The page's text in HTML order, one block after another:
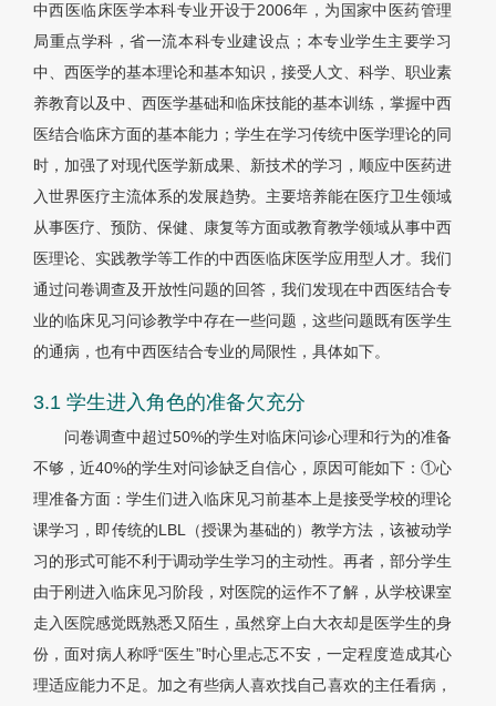
中西医临床医学本科专业开设于2006年，为国家中医药管理
局重点学科，省一流本科专业建设点；本专业学生主要学习
中、西医学的基本理论和基本知识，接受人文、科学、职业素
养教育以及中、西医学基础和临床技能的基本训练，掌握中西
医结合临床方面的基本能力；学生在学习传统中医学理论的同
时，加强了对现代医学新成果、新技术的学习，顺应中医药进
入世界医疗主流体系的发展趋势。主要培养能在医疗卫生领域
从事医疗、预防、保健、康复等方面或教育教学领域从事中西
医理论、实践教学等工作的中西医临床医学应用型人才。我们
通过问卷调查及开放性问题的回答，我们发现在中西医结合专
业的临床见习问诊教学中存在一些问题，这些问题既有医学生
的通病，也有中西医结合专业的局限性，具体如下。
3.1 学生进入角色的准备欠充分
问卷调查中超过50%的学生对临床问诊心理和行为的准备
不够，近40%的学生对问诊缺乏自信心，原因可能如下：①心
理准备方面：学生们进入临床见习前基本上是接受学校的理论
课学习，即传统的LBL（授课为基础的）教学方法，该被动学
习的形式可能不利于调动学生学习的主动性。再者，部分学生
由于刚进入临床见习阶段，对医院的运作不了解，从学校课室
走入医院感觉既熟悉又陌生，虽然穿上白大衣却是医学生的身
份，面对病人称呼“医生”时心里忐忑不安，一定程度造成其心
理适应能力不足。加之有些病人喜欢找自己喜欢的主任看病，